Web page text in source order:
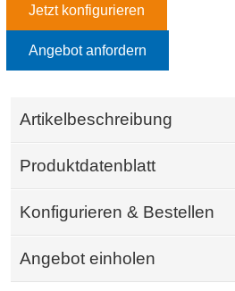
Jetzt konfigurieren
Angebot anfordern
Artikelbeschreibung
Produktdatenblatt
Konfigurieren & Bestellen
Angebot einholen